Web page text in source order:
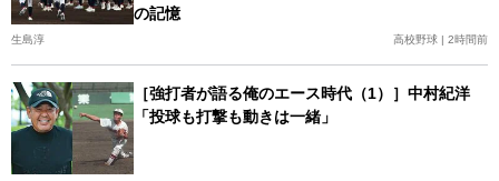
の記憶
生島淳 高校野球 | 2時間前
［強打者が語る俺のエース時代（1）］中村紀洋
「投球も打撃も動きは一緒」